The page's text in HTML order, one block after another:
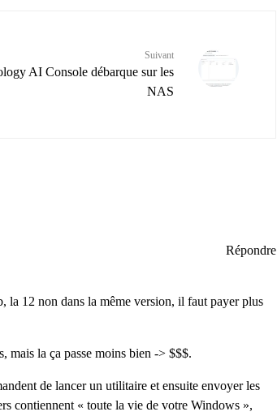
Suivant
AI Console débarque sur les
NAS
la 12 non dans la même version, il faut payer plus
mais la ça passe moins bien -> $$$.
de lancer un utilitaire et ensuite envoyer les
contiennent « toute la vie de votre Windows »,
Répondre